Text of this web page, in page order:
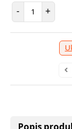
- Počet
+
položiek
+
položiek
Popis